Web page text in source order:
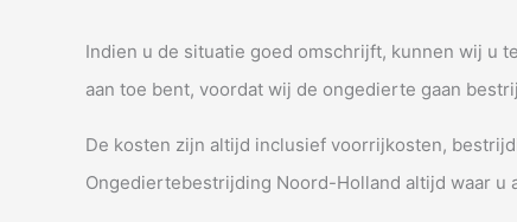
Indien u de situatie goed omschrijft, kunnen wij u
aan toe bent, voordat wij de ongedierte gaan
De kosten zijn altijd inclusief voorrijkosten,
Ongediertebestrijding Noord-Holland altijd waar u